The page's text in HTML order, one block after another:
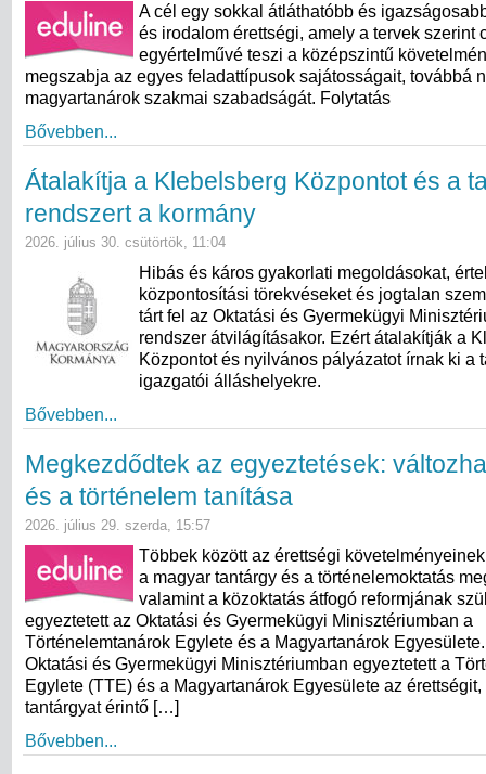
A cél egy sokkal átláthatóbb és
és irodalom érettségi, amely a tervek szerint
egyértelművé teszi a középszintű
megszabja az egyes feladattípusok sajátosságait, továbbá
magyartanárok szakmai szabadságát. Folytatás
Bővebben...
Átalakítja a Klebelsberg Központot és a
rendszert a kormány
2026. július 30. csütörtök, 11:04
Hibás és káros gyakorlati megoldásokat,
központosítási törekvéseket és jogtalan
tárt fel az Oktatási és Gyermekügyi
rendszer átvilágításakor. Ezért átalakítják a
Központot és nyilvános pályázatot írnak ki a
igazgatói álláshelyekre.
Bővebben...
Megkezdődtek az egyeztetések:
és a történelem tanítása
2026. július 29. szerda, 15:57
Többek között az érettségi
a magyar tantárgy és a történelemoktatás
valamint a közoktatás átfogó reformjának
egyeztetett az Oktatási és Gyermekügyi Minisztériumban a
Történelemtanárok Egylete és a Magyartanárok
Oktatási és Gyermekügyi Minisztériumban egyeztetett a
Egylete (TTE) és a Magyartanárok Egyesülete az
tantárgyat érintő […]
Bővebben...